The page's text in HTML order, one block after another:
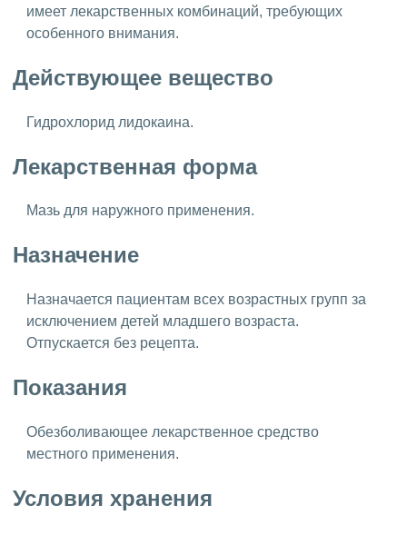
имеет лекарственных комбинаций, требующих
особенного внимания.
Действующее вещество
Гидрохлорид лидокаина.
Лекарственная форма
Мазь для наружного применения.
Назначение
Назначается пациентам всех возрастных групп за
исключением детей младшего возраста.
Отпускается без рецепта.
Показания
Обезболивающее лекарственное средство
местного применения.
Условия хранения